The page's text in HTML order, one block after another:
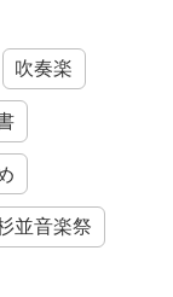
吹奏楽
並音楽祭